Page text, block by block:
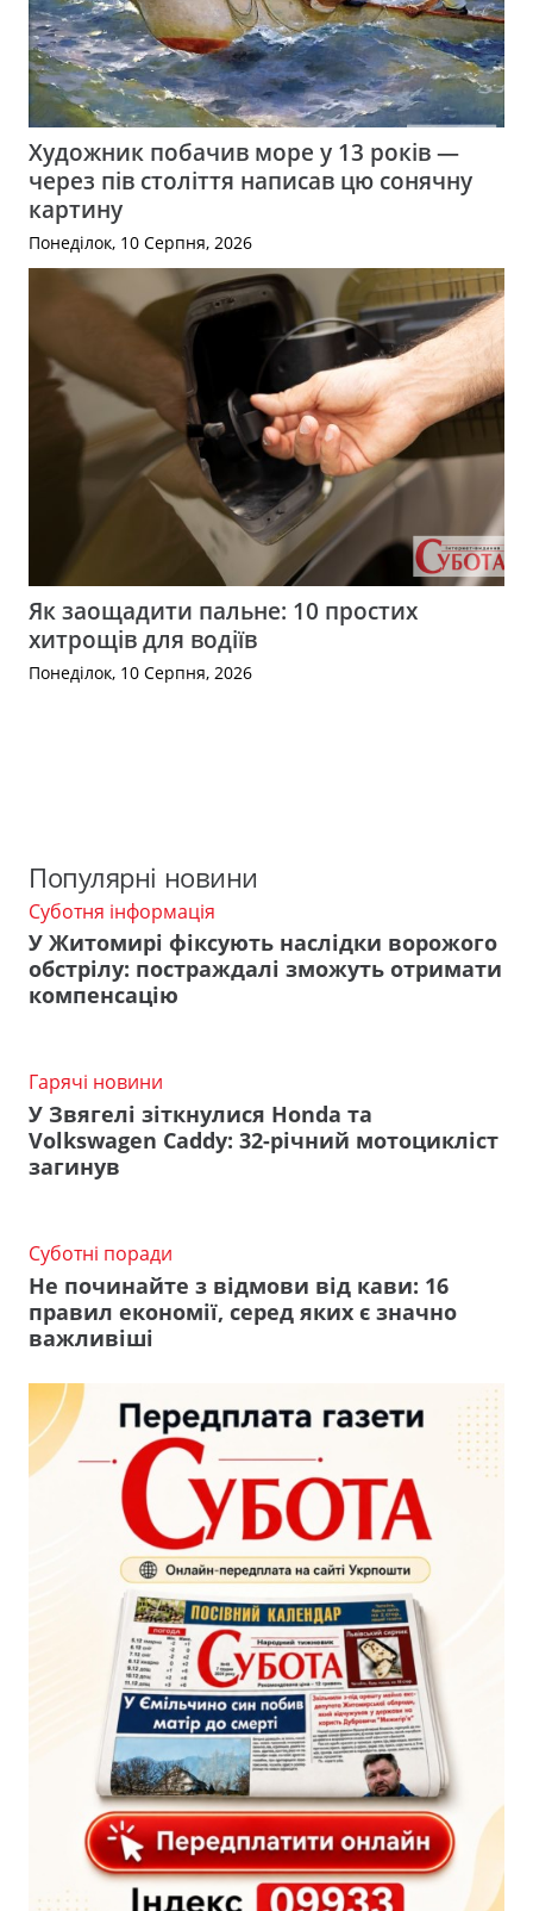
Художник побачив море у 13 років —
через пів століття написав цю сонячну
картину
Понеділок, 10 Серпня, 2026
Як заощадити пальне: 10 простих
хитрощів для водіїв
Понеділок, 10 Серпня, 2026
Популярні новини
Суботня інформація
У Житомирі фіксують наслідки ворожого
обстрілу: постраждалі зможуть отримати
компенсацію
Гарячі новини
У Звягелі зіткнулися Honda та
Volkswagen Caddy: 32-річний мотоцикліст
загинув
Суботні поради
Не починайте з відмови від кави: 16
правил економії, серед яких є значно
важливіші